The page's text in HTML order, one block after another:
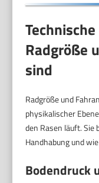
Radgröße
sind
Radgröße und
physikalischer
den Rasen läuft. Sie
Handhabung und
Bodendruck